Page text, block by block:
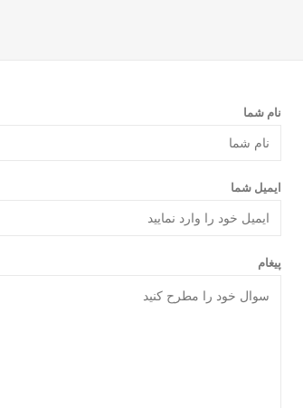
نام شما
ایمیل شما
پیغام